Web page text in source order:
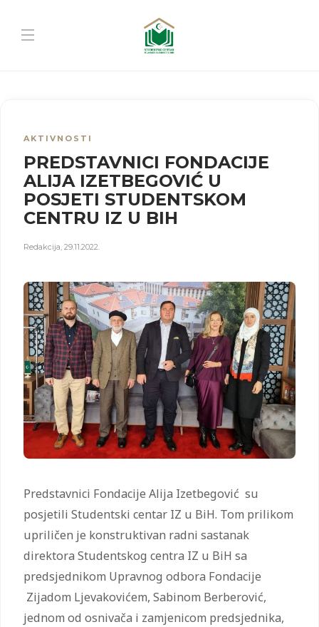
AKTIVNOSTI
PREDSTAVNICI FONDACIJE
ALIJA IZETBEGOVIĆ U
POSJETI STUDENTSKOM
CENTRU IZ U BIH
Redakcija, 29.11.2022.
Predstavnici Fondacije Alija Izetbegović su
posjetili Studentski centar IZ u BiH. Tom prilikom
upriličen je konstruktivan radni sastanak
direktora Studentskog centra IZ u BiH sa
predsjednikom Upravnog odbora Fondacije
Zijadom Ljevakovićem, Sabinom Berberović,
jednom od osnivača i zamjenicom predsjednika,